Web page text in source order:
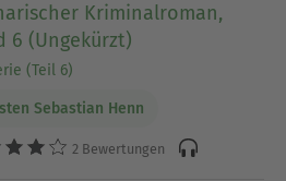
Kriminalroman,
6 (Ungekürzt)
(Teil 6)
Sebastian Henn
2 Bewertungen